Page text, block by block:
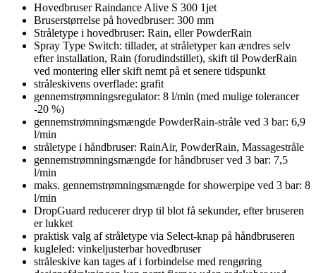
Hovedbruser Raindance Alive S 300 1jet
Bruserstørrelse på hovedbruser: 300 mm
Stråletype i hovedbruser: Rain, eller PowderRain
Spray Type Switch: tillader, at stråletyper kan ændres selv
efter installation, Rain (forudindstillet), skift til PowderRain
ved montering eller skift nemt på et senere tidspunkt
stråleskivens overflade: grafit
gennemstrømningsregulator: 8 l/min (med mulige tolerancer
-20 %)
gennemstrømningsmængde PowderRain-stråle ved 3 bar: 6,9
l/min
stråletype i håndbruser: RainAir, PowderRain, Massagestråle
gennemstrømningsmængde for håndbruser ved 3 bar: 7,5
l/min
maks. gennemstrømningsmængde for showerpipe ved 3 bar: 8
l/min
DropGuard reducerer dryp til blot få sekunder, efter bruseren
er lukket
praktisk valg af stråletype via Select-knap på håndbruseren
kugleled: vinkeljusterbar hovedbruser
stråleskive kan tages af i forbindelse med rengøring